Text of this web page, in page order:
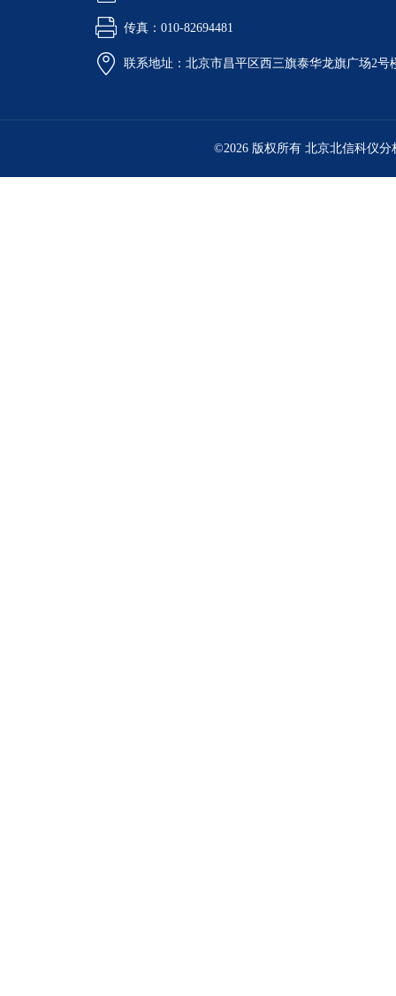
传真：010-82694481
联系地址：北京市昌平区西三旗泰华龙旗广场2号
©2026 版权所有 北京北信科仪